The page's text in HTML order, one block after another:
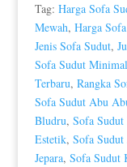
Tag: Harga Sofa
Mewah, Harga
Jenis Sofa Sudut,
Sofa Sudut
Terbaru, Rangka
Sofa Sudut Abu
Bludru, Sofa
Estetik, Sofa Sudut
Jepara, Sofa Sudut